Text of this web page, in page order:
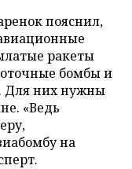
пояснил,
ракеты
бомбы и
Для них нужны
«Ведь
на